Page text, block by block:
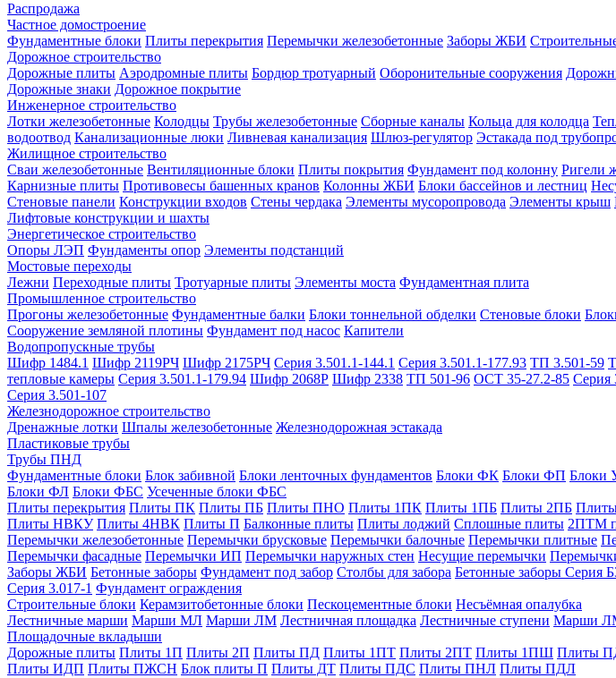
Распродажа
Частное домостроение
Фундаментные блоки Плиты перекрытия Перемычки железобетонные Заборы ЖБИ
Дорожное строительство
Дорожные плиты Аэродромные плиты Бордюр тротуарный Оборонительные сооружения
Дорожные знаки Дорожное покрытие
Инженерное строительство
Лотки железобетонные Колодцы Трубы железобетонные Сборные каналы Кольца для колодца
водоотвод Канализационные люки Ливневая канализация Шлюз-регулятор Эстакада под
Жилищное строительство
Сваи железобетонные Вентиляционные блоки Плиты покрытия Фундамент под колонну Ригели
Карнизные плиты Противовесы башенных кранов Колонны ЖБИ Блоки бассейнов и лестниц
Стеновые панели Конструкции входов Стены чердака Элементы мусоропровода Элементы крыш
Лифтовые конструкции и шахты
Энергетическое строительство
Опоры ЛЭП Фундаменты опор Элементы подстанций
Мостовые переходы
Лежни Переходные плиты Тротуарные плиты Элементы моста Фундаментная плита
Промышленное строительство
Прогоны железобетонные Фундаментные балки Блоки тоннельной обделки Стеновые блоки
Сооружение земляной плотины Фундамент под насос Капители
Водопропускные трубы
Шифр 1484.1 Шифр 2119РЧ Шифр 2175РЧ Серия 3.501.1-144.1 Серия 3.501.1-177.93 ТП 3.501-59
тепловые камеры Серия 3.501.1-179.94 Шифр 2068Р Шифр 2338 ТП 501-96 ОСТ 35-27.2-85 Серия
Серия 3.501-107
Железнодорожное строительство
Дренажные лотки Шпалы железобетонные Железнодорожная эстакада
Пластиковые трубы
Трубы ПНД
Фундаментные блоки Блок забивной Блоки ленточных фундаментов Блоки ФК Блоки ФП Блоки
Блоки ФЛ Блоки ФБС Усеченные блоки ФБС
Плиты перекрытия Плиты ПК Плиты ПБ Плиты ПНО Плиты 1ПК Плиты 1ПБ Плиты 2ПБ
Плиты НВКУ Плиты 4НВК Плиты П Балконные плиты Плиты лоджий Сплошные плиты 2ПТМ
Перемычки железобетонные Перемычки брусковые Перемычки балочные Перемычки плитные
Перемычки фасадные Перемычки ИП Перемычки наружных стен Несущие перемычки
Заборы ЖБИ Бетонные заборы Фундамент под забор Столбы для забора Бетонные заборы Серия
Серия 3.017-1 Фундамент ограждения
Строительные блоки Керамзитобетонные блоки Пескоцементные блоки Несъёмная опалубка
Лестничные марши Марши МЛ Марши ЛМ Лестничная площадка Лестничные ступени Марши
Площадочные вкладыши
Дорожные плиты Плиты 1П Плиты 2П Плиты ПД Плиты 1ПТ Плиты 2ПТ Плиты 1ПШ Плиты
Плиты ИДП Плиты ПЖСН Блок плиты П Плиты ДТ Плиты ПДС Плиты ПНЛ Плиты ПДЛ